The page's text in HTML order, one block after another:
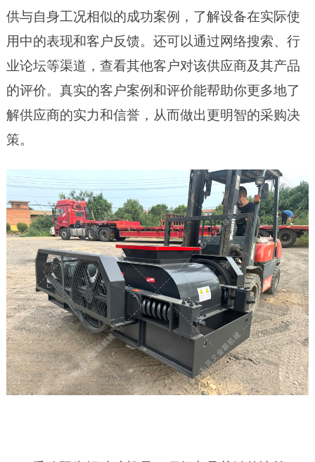
供与自身工况相似的成功案例，了解设备在实际使
用中的表现和客户反馈。还可以通过网络搜索、行
业论坛等渠道，查看其他客户对该供应商及其产品
的评价。真实的客户案例和评价能帮助你更多地了
解供应商的实力和信誉，从而做出更明智的采购决
策。